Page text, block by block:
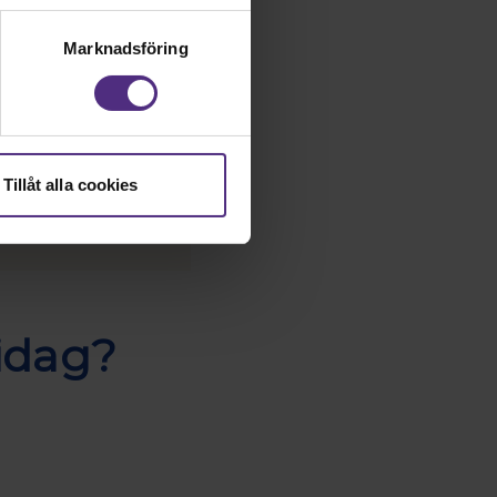
Marknadsföring
Tillåt alla cookies
landet! På
och hälsningar
vår dag